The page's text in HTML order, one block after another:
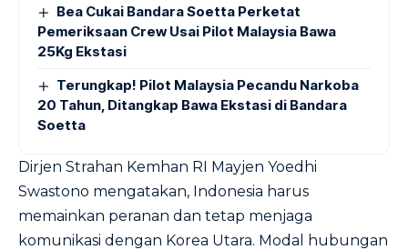
Bea Cukai Bandara Soetta Perketat
Pemeriksaan Crew Usai Pilot Malaysia Bawa
25Kg Ekstasi
Terungkap! Pilot Malaysia Pecandu Narkoba
20 Tahun, Ditangkap Bawa Ekstasi di Bandara
Soetta
Dirjen Strahan Kemhan RI Mayjen Yoedhi
Swastono mengatakan, Indonesia harus
memainkan peranan dan tetap menjaga
komunikasi dengan Korea Utara. Modal hubungan